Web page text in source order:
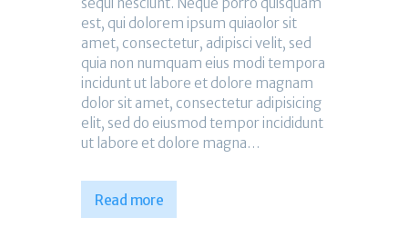
est, qui dolorem ipsum quiaolor sit
amet, consectetur, adipisci velit, sed
quia non numquam eius modi tempora
incidunt ut labore et dolore magnam
dolor sit amet, consectetur adipisicing
elit, sed do eiusmod tempor incididunt
ut labore et dolore magna…
Read more